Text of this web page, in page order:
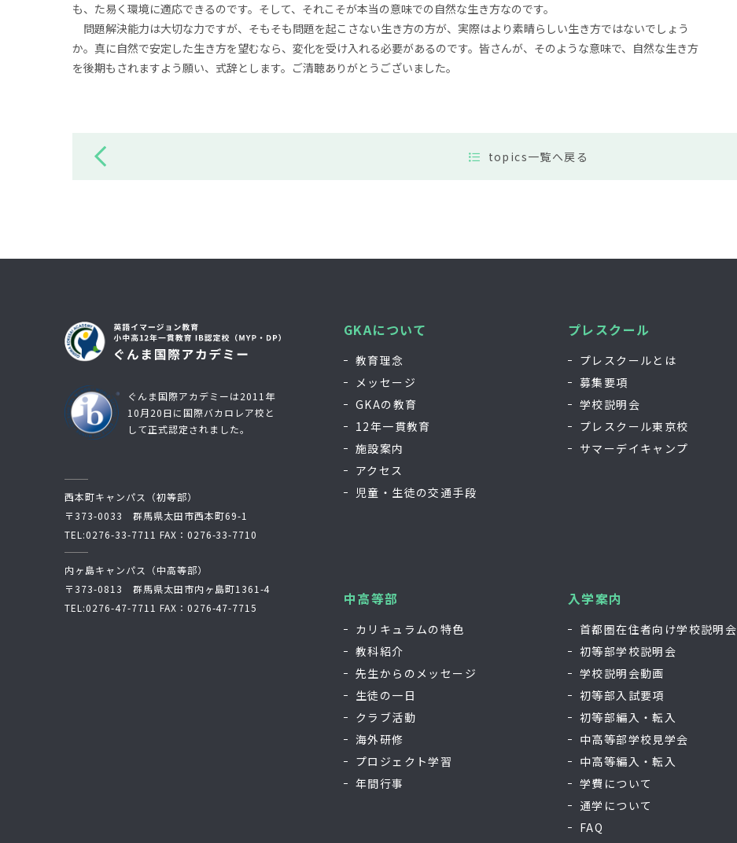
も、た易く環境に適応できるのです。そして、それこそが本当の意味での自然な生き方なのです。
問題解決能力は大切な力ですが、そもそも問題を起こさない生き方の方が、実際はより素晴らしい生き方ではないでしょう
か。真に自然で安定した生き方を望むなら、変化を受け入れる必要があるのです。皆さんが、そのような意味で、自然な生き方
を後期もされますよう願い、式辞とします。ご清聴ありがとうございました。
topics一覧へ戻る
ぐんま国際アカデミーは2011年
10月20日に国際バカロレア校と
して正式認定されました。
西本町キャンパス（初等部）
〒373-0033 群馬県太田市西本町69-1
TEL:0276-33-7711 FAX：0276-33-7710
内ヶ島キャンパス（中高等部）
〒373-0813 群馬県太田市内ヶ島町1361-4
TEL:0276-47-7711 FAX：0276-47-7715
GKAについて
教育理念
メッセージ
GKAの教育
12年一貫教育
施設案内
アクセス
児童・生徒の交通手段
プレスクール
プレスクールとは
募集要項
学校説明会
プレスクール東京校
サマーデイキャンプ
中高等部
カリキュラムの特色
教科紹介
先生からのメッセージ
生徒の一日
クラブ活動
海外研修
プロジェクト学習
年間行事
入学案内
首都圏在住者向け学校説明会
初等部学校説明会
学校説明会動画
初等部入試要項
初等部編入・転入
中高等部学校見学会
中高等編入・転入
学費について
通学について
FAQ